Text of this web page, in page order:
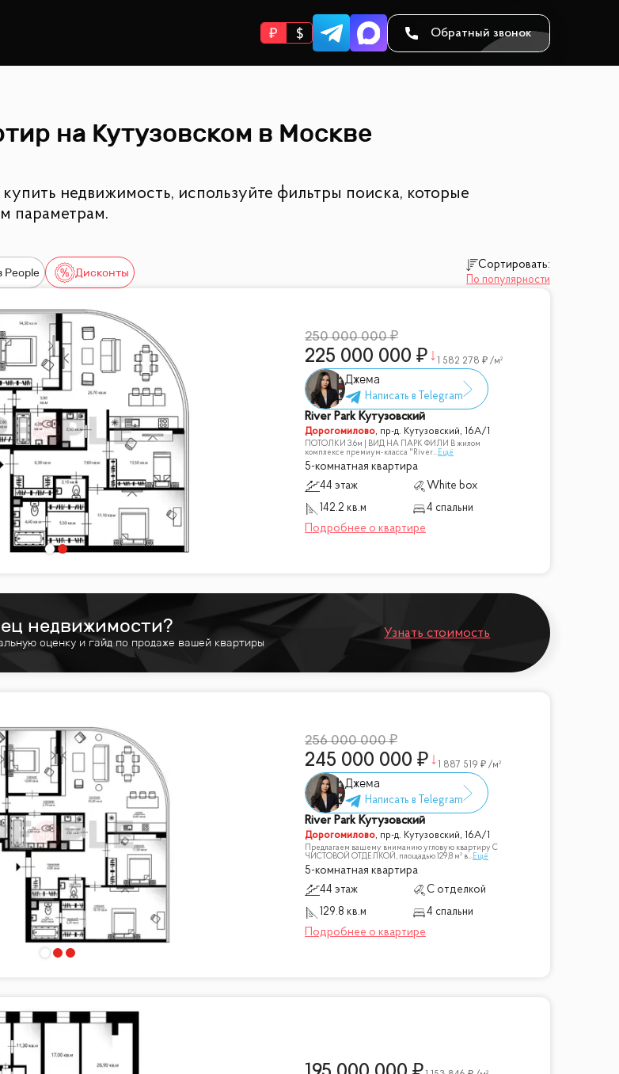
Обратный звонок
на Кутузовском в Москве
недвижимость, используйте фильтры поиска, которые
параметрам.
People Дисконты
Сортировать:
По популярности
250 000 000
225 000 000 1 582 278 /м²
Джема
River Park Кутузовский
Дорогомилово, пр-д. Кутузовский, 16А/1
ПОТОЛКИ 3.6м | ВИД НА ПАРК ФИЛИ В жилом
комплексе премиум-класса "River...Ещё
5-комнатная квартира
44 этаж
White box
142.2 кв.м
4 спальни
недвижимости?
оценку и гайд по продаже вашей квартиры
Узнать стоимость
256 000 000
245 000 000 1 887 519 /м²
Джема
River Park Кутузовский
Дорогомилово, пр-д. Кутузовский, 16А/1
Предлагаем вашему вниманию угловую квартиру С
ЧИСТОВОЙ ОТДЕЛКОЙ, площадью 129,8 м² в...Ещё
5-комнатная квартира
44 этаж
С отделкой
129.8 кв.м
4 спальни